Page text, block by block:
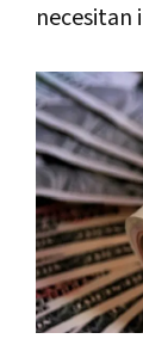
necesitan